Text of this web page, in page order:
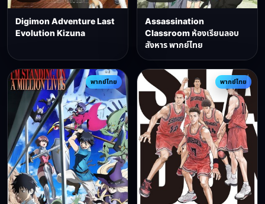
Digimon Adventure Last
Evolution Kizuna
Assassination
Classroom ห้องเรียนลอบ
สังหาร พากย์ไทย
พากย์ไทย พากย์ไทย